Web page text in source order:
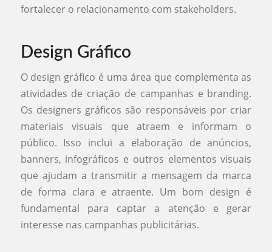
fortalecer o relacionamento com stakeholders.
Design Gráfico
O design gráfico é uma área que complementa as
atividades de criação de campanhas e branding.
Os designers gráficos são responsáveis por criar
materiais visuais que atraem e informam o
público. Isso inclui a elaboração de anúncios,
banners, infográficos e outros elementos visuais
que ajudam a transmitir a mensagem da marca
de forma clara e atraente. Um bom design é
fundamental para captar a atenção e gerar
interesse nas campanhas publicitárias.